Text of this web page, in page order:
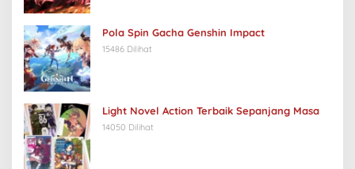
Pola Spin Gacha Genshin Impact
15486 Dilihat
Light Novel Action Terbaik Sepanjang Masa
14050 Dilihat